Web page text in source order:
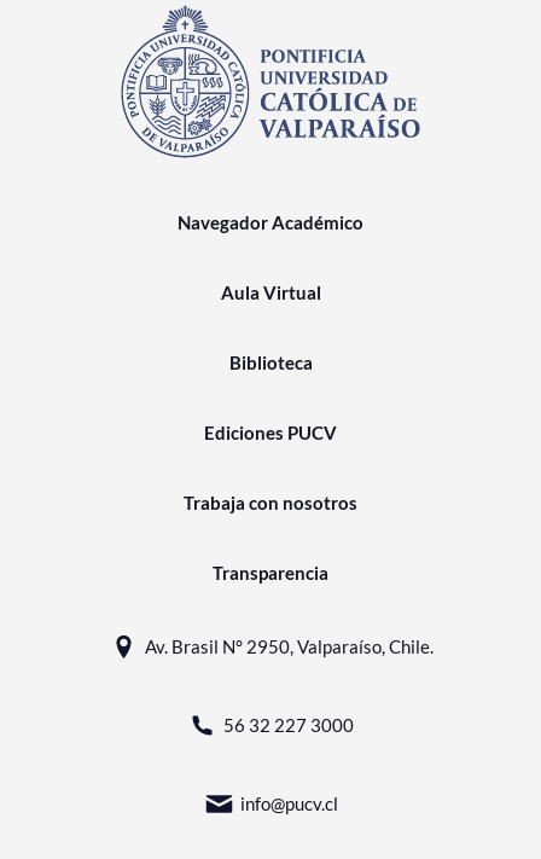
Navegador Académico
Aula Virtual
Biblioteca
Ediciones PUCV
Trabaja con nosotros
Transparencia
Av. Brasil N° 2950, Valparaíso, Chile.
56 32 227 3000
info@pucv.cl